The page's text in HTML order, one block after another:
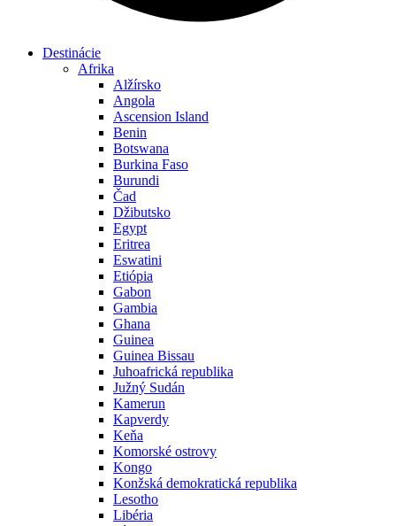
Destinácie
Afrika
Alžírsko
Angola
Ascension Island
Benin
Botswana
Burkina Faso
Burundi
Čad
Džibutsko
Egypt
Eritrea
Eswatini
Etiópia
Gabon
Gambia
Ghana
Guinea
Guinea Bissau
Juhoafrická republika
Južný Sudán
Kamerun
Kapverdy
Keňa
Komorské ostrovy
Kongo
Konžská demokratická republika
Lesotho
Libéria